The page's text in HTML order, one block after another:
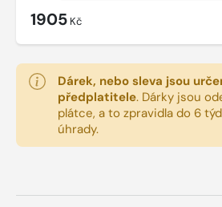
1905 Kč
Dárek, nebo sleva jsou
předplatitele. Dárky jsou
plátce, a to zpravidla do 6
úhrady.